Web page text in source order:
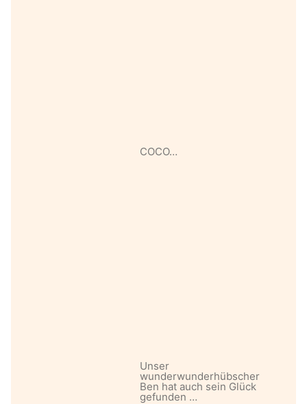
COCO…
Unser
wunderwunderhübscher
Ben hat auch sein Glück
gefunden …